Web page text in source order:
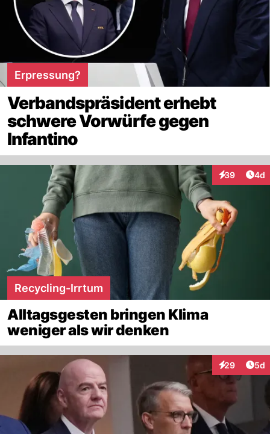
Erpressung?
Verbandspräsident erhebt
schwere Vorwürfe gegen
Infantino
39
Interaktionen
4d
Recycling-Irrtum
Alltagsgesten bringen Klima
weniger als wir denken
29
Interaktionen
5d